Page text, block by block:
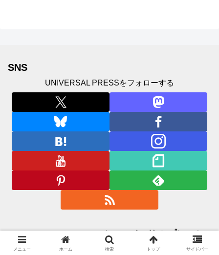
SNS
UNIVERSAL PRESSをフォローする
UNIVERSAL PRESS（ユニバーサルプレス）
メニュー ホーム 検索 トップ サイドバー